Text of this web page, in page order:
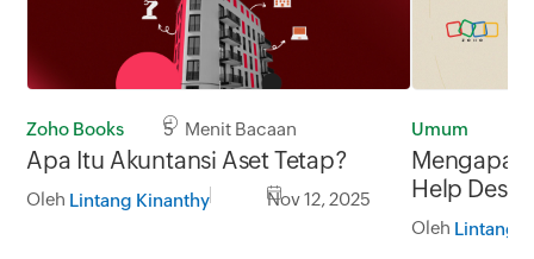
Zoho Books 5 Menit Bacaan
Apa Itu Akuntansi Aset Tetap?
Oleh Lintang Kinanthy Nov 12, 2025
Umum
Mengapa
Help Desk
Oleh Lintang